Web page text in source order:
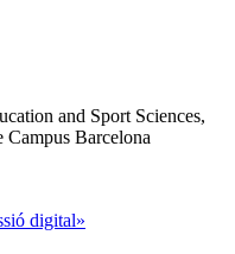
and Sport Sciences,
Campus Barcelona
digital»